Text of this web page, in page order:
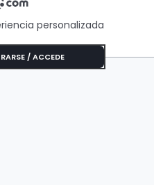
personalizada
/ ACCEDE